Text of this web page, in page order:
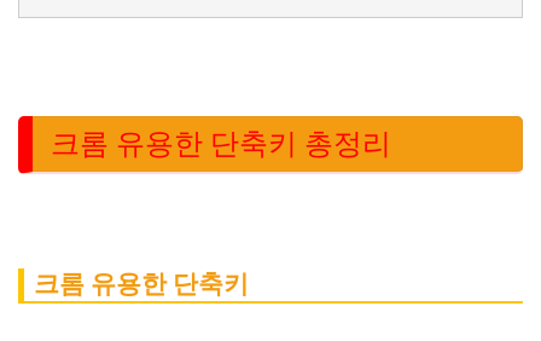
크롬 유용한 단축키 총정리
크롬 유용한 단축키